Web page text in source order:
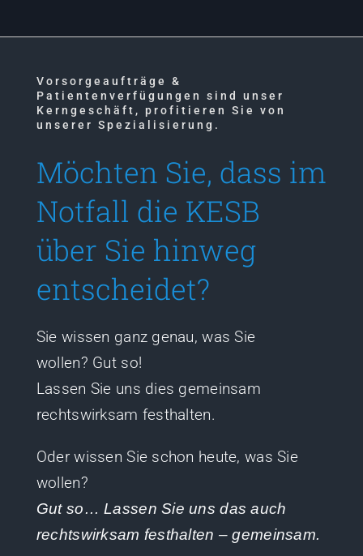
Vorsorgeaufträge &
Patientenverfügungen sind unser
Kerngeschäft, profitieren Sie von
unserer Spezialisierung.
Möchten Sie, dass im
Notfall die KESB
über Sie hinweg
entscheidet?
Sie wissen ganz genau, was Sie
wollen? Gut so!
Lassen Sie uns dies gemeinsam
rechtswirksam festhalten.
Oder wissen Sie schon heute, was Sie
wollen?
Gut so… Lassen Sie uns das auch
rechtswirksam festhalten – gemeinsam.